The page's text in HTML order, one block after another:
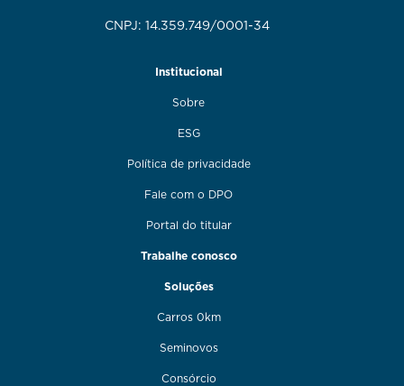
CNPJ: 14.359.749/0001-34
Institucional
Sobre
ESG
Política de privacidade
Fale com o DPO
Portal do titular
Trabalhe conosco
Soluções
Carros 0km
Seminovos
Consórcio